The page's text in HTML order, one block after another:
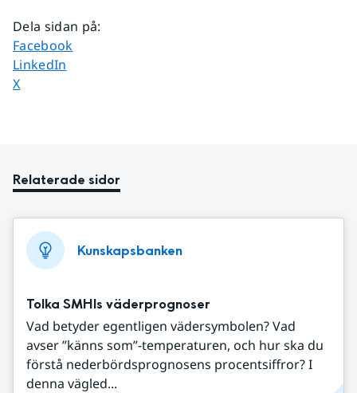
Dela sidan på:
Dela sidan på
Facebook
Dela sidan på
LinkedIn
Dela sidan på
X
Relaterade sidor
Kunskapsbanken
Tolka SMHIs väderprognoser
Vad betyder egentligen vädersymbolen? Vad
avser ”känns som”-temperaturen, och hur ska du
förstå nederbördsprognosens procentsiffror? I
denna vägled...